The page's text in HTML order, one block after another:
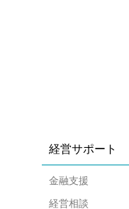
経営サポート
金融支援
経営相談